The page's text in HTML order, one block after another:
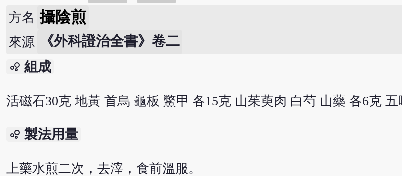
方名 攝陰煎
來源 《外科證治全書》卷二
bubble_chart 組成
活磁石30克 地黃 首烏 龜板 鱉甲 各15克 山茱萸肉 白芍 山藥 各6克 五
bubble_chart 製法用量
上藥水煎二次，去滓，食前溫服。